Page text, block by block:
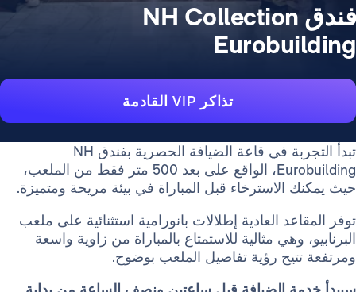
فندق NH Collection
Eurobuilding
تذاكر VIP القادمة
تبدأ التجربة في قاعة الضيافة الحصرية بفندق NH
Eurobuilding، الواقع على بعد 500 متر فقط من الملعب،
حيث يمكنك الاسترخاء قبل المباراة في بيئة مريحة ومتميزة.
توفر المقاعد العادية إطلالات بانورامية استثنائية على ملعب
البرنابيو، وهي مثالية للاستمتاع بالمباراة من زاوية واسعة
ومرتفعة تتيح رؤية تفاصيل الملعب بوضوح.